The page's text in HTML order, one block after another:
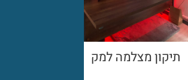
תיקון מצלמה למק